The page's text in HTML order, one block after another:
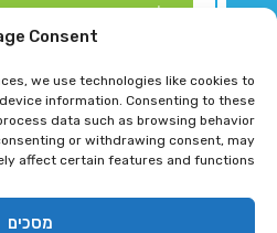
Consent
we use technologies like cookies to
information. Consenting to these
data such as browsing behavior
or withdrawing consent, may
affect certain features and functions.
מסכים